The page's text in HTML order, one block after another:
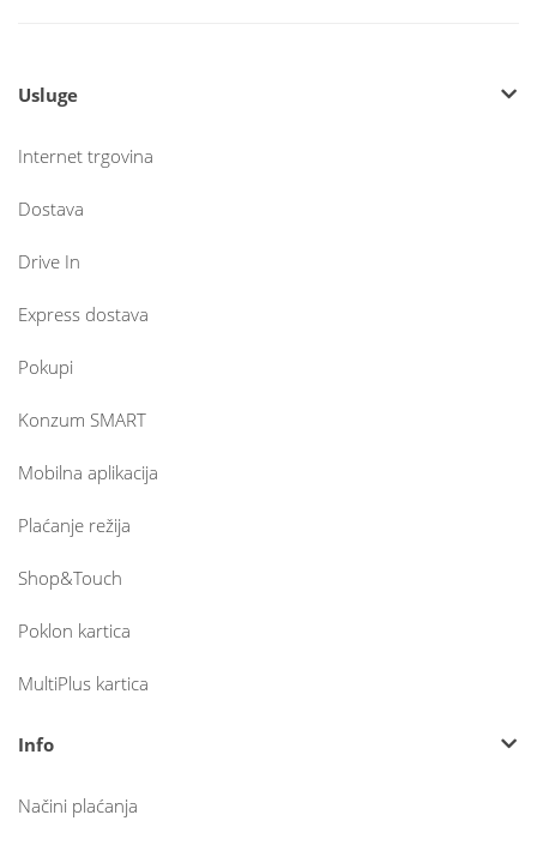
Usluge
Internet trgovina
Dostava
Drive In
Express dostava
Pokupi
Konzum SMART
Mobilna aplikacija
Plaćanje režija
Shop&Touch
Poklon kartica
MultiPlus kartica
Info
Načini plaćanja